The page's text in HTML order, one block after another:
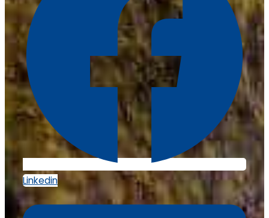
Linkedin